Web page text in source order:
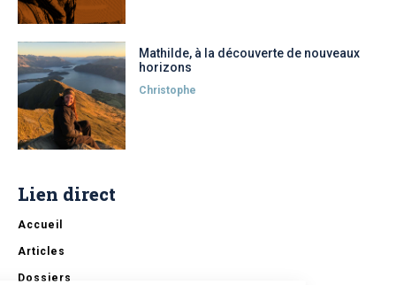
Mathilde, à la découverte de nouveaux
horizons
Christophe
Lien direct
Accueil
Articles
Dossiers